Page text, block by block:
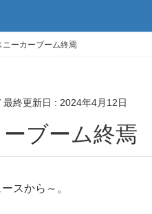
ニーカーブーム終焉
最終更新日 : 2024年4月12日
ーブーム終焉
スから～。